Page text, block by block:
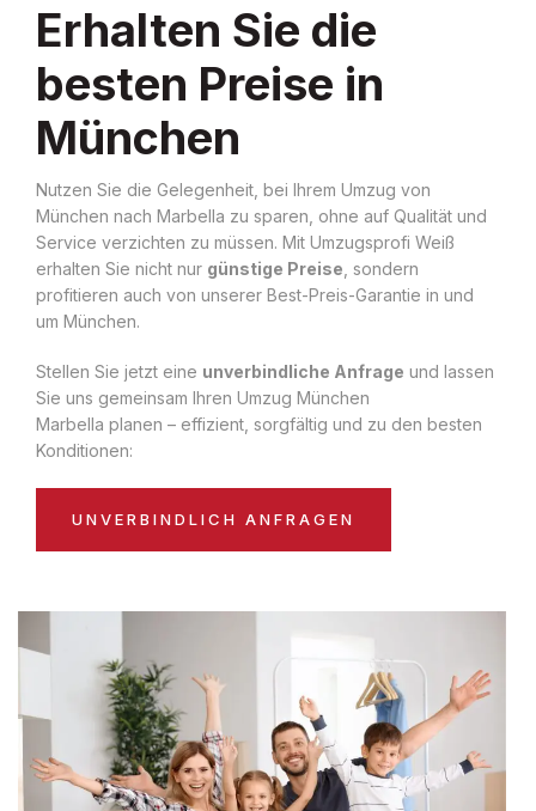
Erhalten Sie die
besten Preise in
München
Nutzen Sie die Gelegenheit, bei Ihrem Umzug von
München nach Marbella zu sparen, ohne auf Qualität und
Service verzichten zu müssen. Mit Umzugsprofi Weiß
erhalten Sie nicht nur günstige Preise , sondern
profitieren auch von unserer Best-Preis-Garantie in und
um München.
Stellen Sie jetzt eine unverbindliche Anfrage und lassen
Sie uns gemeinsam Ihren Umzug München
Marbella planen – effizient, sorgfältig und zu den besten
Konditionen:
UNVERBINDLICH ANFRAGEN